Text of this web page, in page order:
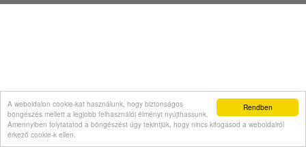
Rendben
A weboldalon cookie-kat használunk, hogy biztonságos
böngészés mellett a legjobb felhasználói élményt nyújthassunk.
Amennyiben folytatatod a böngészést úgy tekintjük, hogy nincs kifogásod a weboldalról
érkező cookie-k ellen.